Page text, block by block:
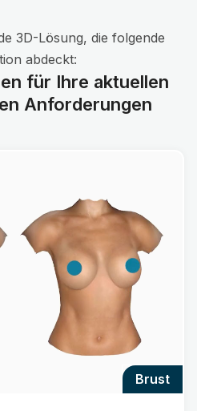
3D-Lösung, die folgende
abdeckt:
für Ihre aktuellen
Anforderungen
brust